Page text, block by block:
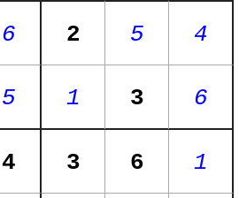
6 2 5 4
5 1 3 6
4 3 6 1